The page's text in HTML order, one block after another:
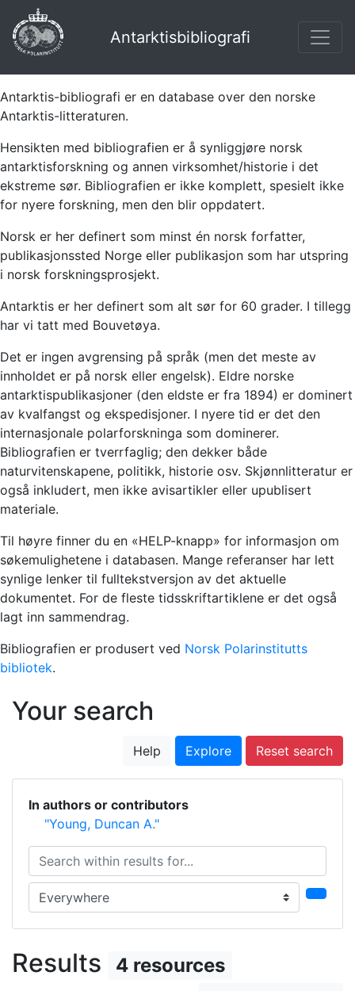
Antarktisbibliografi
Antarktis-bibliografi er en database over den norske
Antarktis-litteraturen.
Hensikten med bibliografien er å synliggjøre norsk
antarktisforskning og annen virksomhet/historie i det
ekstreme sør. Bibliografien er ikke komplett, spesielt ikke
for nyere forskning, men den blir oppdatert.
Norsk er her definert som minst én norsk forfatter,
publikasjonssted Norge eller publikasjon som har utspring
i norsk forskningsprosjekt.
Antarktis er her definert som alt sør for 60 grader. I tillegg
har vi tatt med Bouvetøya.
Det er ingen avgrensing på språk (men det meste av
innholdet er på norsk eller engelsk). Eldre norske
antarktispublikasjoner (den eldste er fra 1894) er dominert
av kvalfangst og ekspedisjoner. I nyere tid er det den
internasjonale polarforskninga som dominerer.
Bibliografien er tverrfaglig; den dekker både
naturvitenskapene, politikk, historie osv. Skjønnlitteratur er
også inkludert, men ikke avisartikler eller upublisert
materiale.
Til høyre finner du en «HELP-knapp» for informasjon om
søkemulighetene i databasen. Mange referanser har lett
synlige lenker til fulltekstversjon av det aktuelle
dokumentet. For de fleste tidsskriftartiklene er det også
lagt inn sammendrag.
Bibliografien er produsert ved Norsk Polarinstitutts
bibliotek.
Your search
Help Explore Reset search
In authors or contributors
"Young, Duncan A."
Search within results for...
Search in...
Results 4 resources